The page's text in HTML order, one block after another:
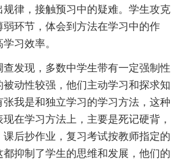
规律，接触预习中的疑难。学生攻克
弱环节，体会到方法在学习中的作
习效率。
发现，多数中学生带有一定强制性
动性较强，他们主动学习和探求知
我是和独立学习的学习方法，这种
在学习方法上，主要是死记硬背，
后抄作业，复习考试按教师指定的
抑制了学生的思维和发展，他们的